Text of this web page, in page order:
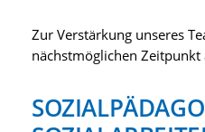
Zur Verstärkung unseres
nächstmöglichen Zeitpunkt